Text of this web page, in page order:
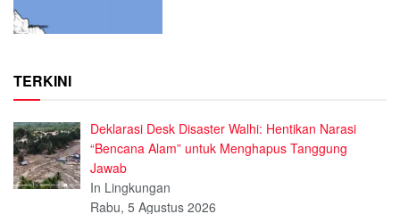
TERKINI
Deklarasi Desk Disaster Walhi: Hentikan Narasi
“Bencana Alam” untuk Menghapus Tanggung
Jawab
In Lingkungan
Rabu, 5 Agustus 2026